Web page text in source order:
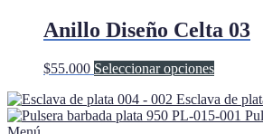
múltiples
variantes.
opciones
pueden
elegir
Anillo Diseño Celta 03
$55.000 Seleccionar opcionesEste
tiene
Esclava de